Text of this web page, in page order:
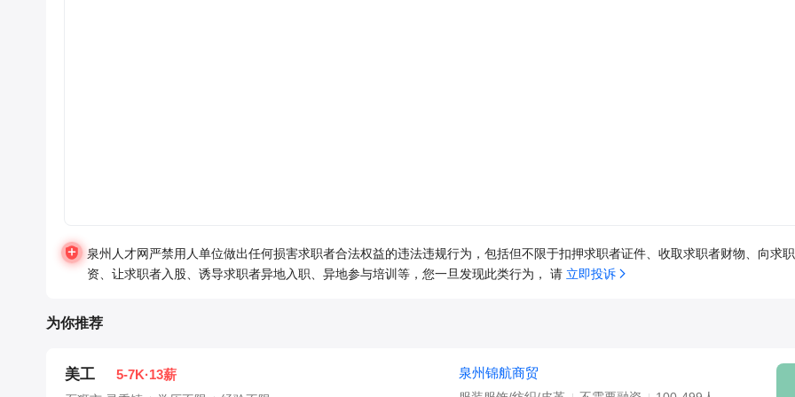
泉州人才网严禁用人单位做出任何损害求职者合法权益的违法违规行为，包括但不限于扣押求职者证件、收取求职者财物、向求
资、让求职者入股、诱导求职者异地入职、异地参与培训等，您一旦发现此类行为， 请 立即投诉
为你推荐
美工 5-7K·13薪 泉州锦航商贸